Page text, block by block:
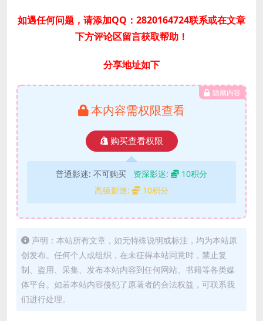
如遇任何问题，请添加QQ：2820164724联系或在文章
下方评论区留言获取帮助！
分享地址如下
隐藏内容
本内容需权限查看
购买查看权限
普通影迷: 不可购买 资深影迷:
10积分
高级影迷:
10积分
声明：本站所有文章，如无特殊说明或标注，均为本站原
创发布。任何个人或组织，在未征得本站同意时，禁止复
制、盗用、采集、发布本站内容到任何网站、书籍等各类媒
体平台。如若本站内容侵犯了原著者的合法权益，可联系我
们进行处理。